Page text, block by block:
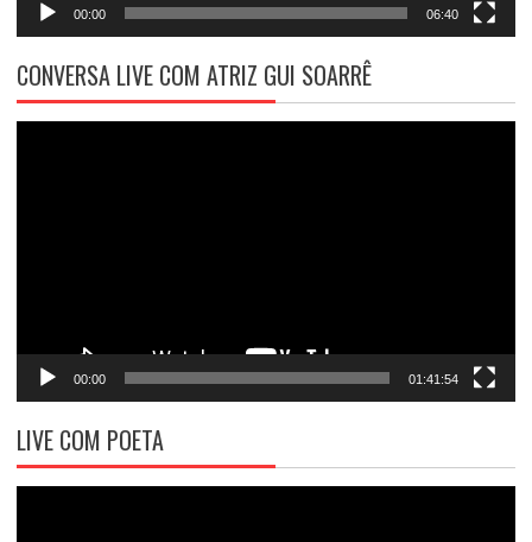
00:00 06:40
CONVERSA LIVE COM ATRIZ GUI SOARRÊ
00:00 01:41:54
LIVE COM POETA